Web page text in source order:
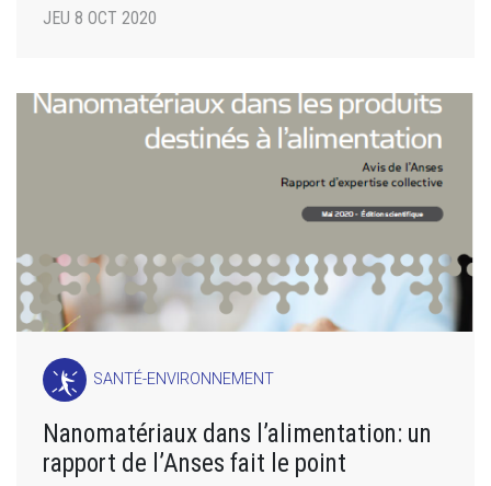
JEU 8 OCT 2020
SANTÉ-ENVIRONNEMENT
Nanomatériaux dans l’alimentation: un
rapport de l’Anses fait le point